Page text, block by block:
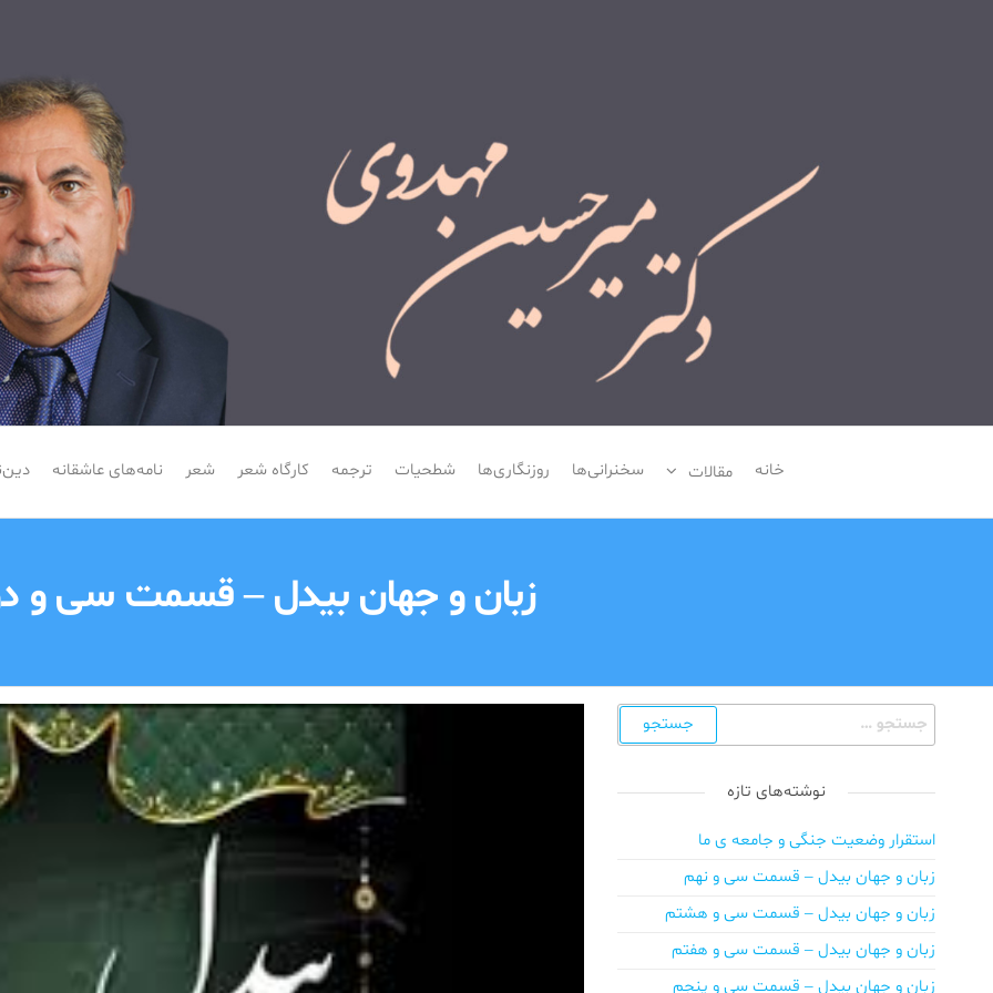
وبسایت شخصی دکتر میرحسین مهدوی
خانه مقالات سخنرانی‌ها روزنگاری‌ها شطحیات ترجمه کارگاه شعر شعر نامه‌های عاشقانه
زبان و جهان بیدل – قسمت سی و
نوشته‌های تازه
استقرار وضعیت جنگی و جامعه ی ما
زبان و جهان بیدل – قسمت سی و نهم
زبان و جهان بیدل – قسمت سی و هشتم
زبان و جهان بیدل – قسمت سی و هفتم
زبان و جهان بیدل – قسمت سی و پنجم